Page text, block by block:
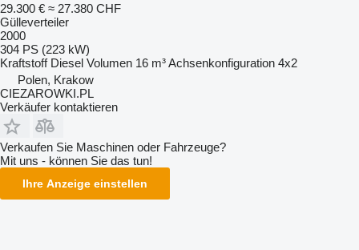
29.300 € ≈ 27.380 CHF
Gülleverteiler
2000
304 PS (223 kW)
Kraftstoff Diesel Volumen 16 m³Achsenkonfiguration 4x2
Polen, Krakow
CIEZAROWKI.PL
Verkäufer kontaktieren
Verkaufen Sie Maschinen oder Fahrzeuge?
Mit uns - können Sie das tun!
Ihre Anzeige einstellen